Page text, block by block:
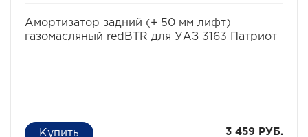
Амортизатор задний (+ 50 мм лифт)
газомасляный redBTR для УАЗ 3163 Патриот
3 459 РУБ.